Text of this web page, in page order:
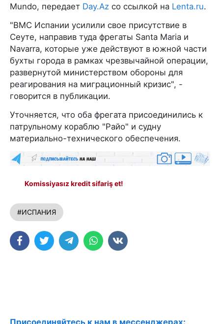
Mundo, передает Day.Az со ссылкой на Lenta.ru.
"ВМС Испании усилили свое присутствие в
Сеуте, направив туда фрегаты Santa Maria и
Navarra, которые уже действуют в южной части
бухты города в рамках чрезвычайной операции,
развернутой министерством обороны для
реагирования на миграционный кризис", -
говорится в публикации.
Уточняется, что оба фрегата присоединились к
патрульному кораблю "Райо" и судну
материально-технического обеспечения.
Komissiyasız kredit sifariş et!
#ИСПАНИЯ
Присоединяйтесь к нам в мессенджерах: